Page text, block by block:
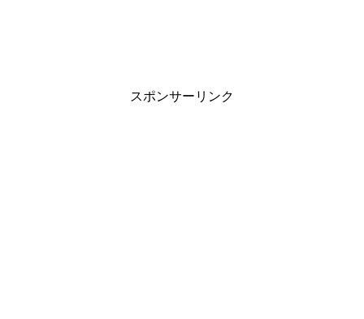
スポンサーリンク